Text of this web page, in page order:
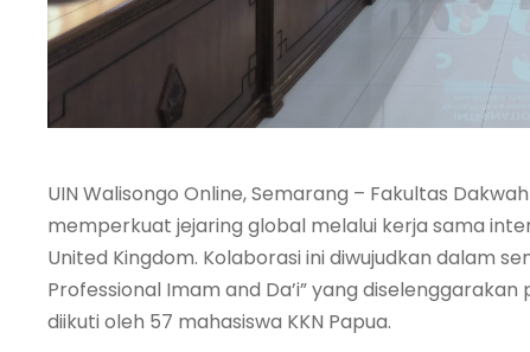
UIN Walisongo Online, Semarang – Fakultas
memperkuat jejaring global melalui kerja sama
United Kingdom. Kolaborasi ini diwujudkan dalam
Professional Imam and Da’i” yang
diikuti oleh 57 mahasiswa KKN Papua.